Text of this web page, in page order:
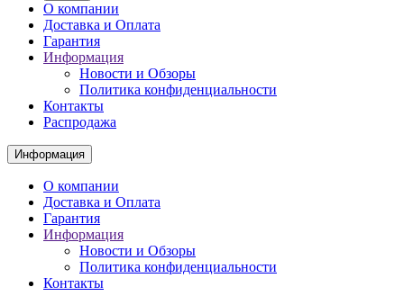
О компании
Доставка и Оплата
Гарантия
Информация
Новости и Обзоры
Политика конфиденциальности
Контакты
Распродажа
Информация
О компании
Доставка и Оплата
Гарантия
Информация
Новости и Обзоры
Политика конфиденциальности
Контакты